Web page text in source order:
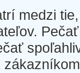
medzi